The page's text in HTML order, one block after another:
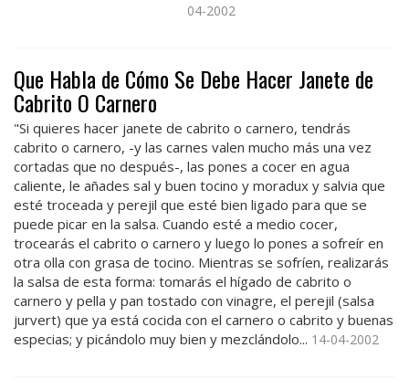
04-2002
Que Habla de Cómo Se Debe Hacer Janete de
Cabrito O Carnero
"Si quieres hacer janete de cabrito o carnero, tendrás
cabrito o carnero, -y las carnes valen mucho más una vez
cortadas que no después-, las pones a cocer en agua
caliente, le añades sal y buen tocino y moradux y salvia que
esté troceada y perejil que esté bien ligado para que se
puede picar en la salsa. Cuando esté a medio cocer,
trocearás el cabrito o carnero y luego lo pones a sofreír en
otra olla con grasa de tocino. Mientras se sofríen, realizarás
la salsa de esta forma: tomarás el hígado de cabrito o
carnero y pella y pan tostado con vinagre, el perejil (salsa
jurvert) que ya está cocida con el carnero o cabrito y buenas
especias; y picándolo muy bien y mezclándolo... 14-04-2002